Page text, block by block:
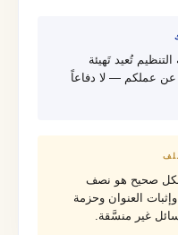
تُعيد تَهيئة
عن عملكم — لا دفاعاً
بشكل صحيح هو نصف
العنوان وحزمة
غير منسَّقة.